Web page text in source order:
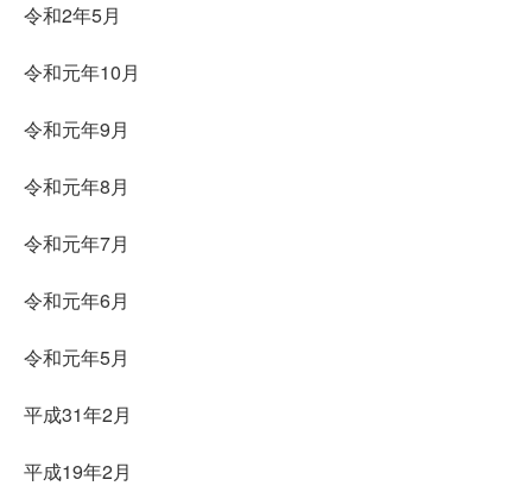
令和2年5月
令和元年10月
令和元年9月
令和元年8月
令和元年7月
令和元年6月
令和元年5月
平成31年2月
平成19年2月